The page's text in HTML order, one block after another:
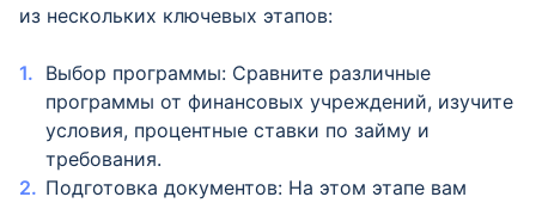
из нескольких ключевых этапов:
Выбор программы: Сравните различные
программы от финансовых учреждений, изучите
условия, процентные ставки по займу и
требования.
Подготовка документов: На этом этапе вам